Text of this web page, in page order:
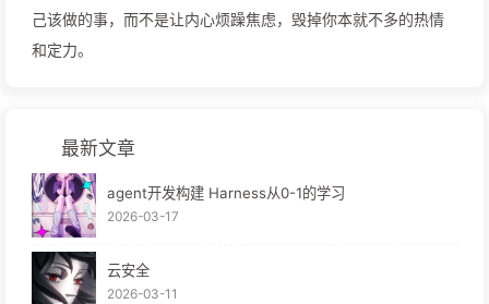
己该做的事，而不是让内心烦躁焦虑，毁掉你本就不多的热情
和定力。
最新文章
agent开发构建 Harness从0-1的学习
2026-03-17
云安全
2026-03-11